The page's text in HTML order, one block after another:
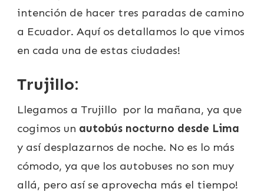
MÁNCORA
intención de hacer tres paradas de camino
a Ecuador. Aquí os detallamos lo que vimos
en cada una de estas ciudades!
Trujillo:
Llegamos a Trujillo por la mañana, ya que
cogimos un autobús nocturno desde Lima
y así desplazarnos de noche. No es lo más
cómodo, ya que los autobuses no son muy
allá, pero así se aprovecha más el tiempo!